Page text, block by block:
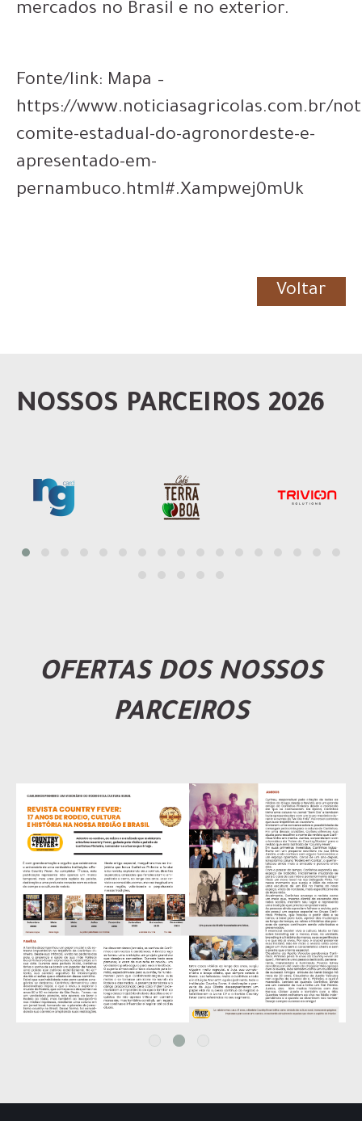
mercados no Brasil e no exterior.
Fonte/link: Mapa –
https://www.noticiasagricolas.com.br/
comite-estadual-do-agronordeste-e-
apresentado-em-
pernambuco.html#.Xampwej0mUk
Voltar
NOSSOS PARCEIROS 2026
OFERTAS DOS NOSSOS
PARCEIROS